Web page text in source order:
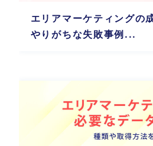
エリアマーケティングの
やりがちな失敗事例...